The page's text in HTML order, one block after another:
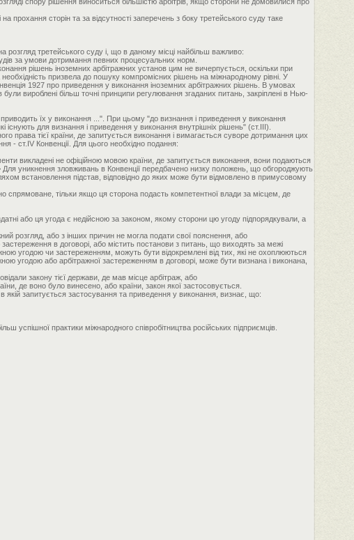
сторін та за відсутності заперечень з боку третейського суду таке
розгляд третейського суду і, що в даному місці найбільш важливо:
за умови дотримання певних процесуальних норм.
рішень іноземних арбітражних установ цим не вичерпується, оскільки при
призвела до пошуку компромісних рішень на міжнародному рівні. У
1927 про приведення у виконання іноземних арбітражних рішень. В умовах
були вироблені більш точні принципи регулювання згаданих питань, закріплені в Нью-
їх у виконання ...". При цьому "до визнання і приведення у виконання
існують для визнання і приведення у виконання внутрішніх рішень" (ст.III).
права тієї країни, де запитується виконання і вимагається суворе дотримання цих
- ст.IV Конвенції. Для цього необхідно подання:
викладені не офіційною мовою країни, де запитується виконання, вони подаються
уникнення зловживань в Конвенції передбачено низку положень, що обгороджують
встановлення підстав, відповідно до яких може бути відмовлено в примусовому
спрямоване, тільки якщо ця сторона подасть компетентної влади за місцем, де
або ця угода є недійсною за законом, якому сторони цю угоду підпорядкували, а
розгляд, або з інших причин не могла подати свої пояснення, або
в договорі, або містить постанови з питань, що виходять за межі
угодою чи застереженням, можуть бути відокремлені від тих, які не охоплюються
угодою або арбітражної застереженням в договорі, може бути визнана і виконана,
закону тієї держави, де мав місце арбітраж, або
де воно було винесено, або країни, закон якої застосовується.
запитується застосування та приведення у виконання, визнає, що:
успішної практики міжнародного співробітництва російських підприємців.